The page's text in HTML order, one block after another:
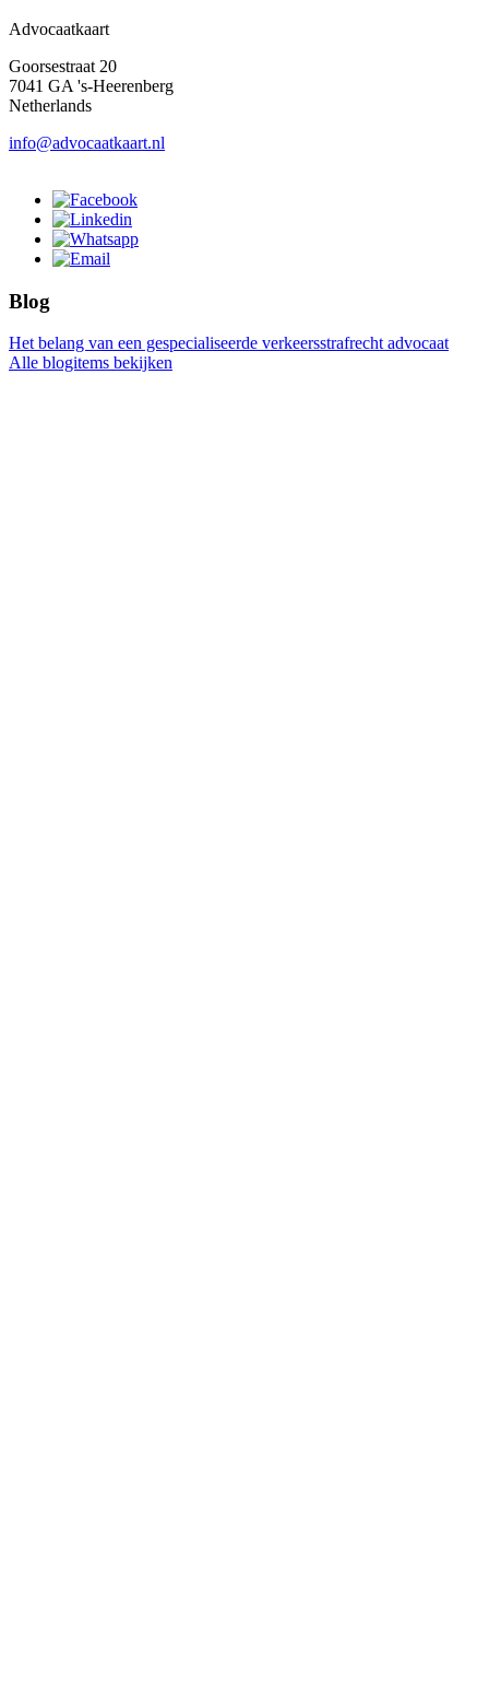
Advocaatkaart
Goorsestraat 20
7041 GA 's-Heerenberg
Netherlands
info@advocaatkaart.nl
Blog
Het belang van een gespecialiseerde verkeersstrafrecht advocaat
Alle blogitems bekijken